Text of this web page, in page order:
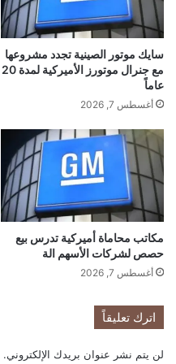
ا
ل
م
ا
ر
س
م
ي
ا
ر
د
و
ا
ر
ل
ا
ء
م
ص
ل
سايك موتور الصينية تجدد مشروعها
مع جنرال موتورز الأميركية لمدة 20
عاماً
أغسطس 7, 2026
مكاتب محاماة أميركية تدرس بيع
حصص لشركات الأسهم الة
أغسطس 7, 2026
اترك تعليقاً
لن يتم نشر عنوان بريدك الإلكتروني.